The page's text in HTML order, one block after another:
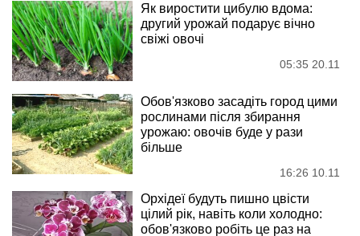
Як виростити цибулю вдома:
другий урожай подарує вічно
свіжі овочі
05:35 20.11
Обов'язково засадіть город цими
рослинами після збирання
урожаю: овочів буде у рази
більше
16:26 10.11
Орхідеї будуть пишно цвісти
цілий рік, навіть коли холодно:
обов'язково робіть це раз на